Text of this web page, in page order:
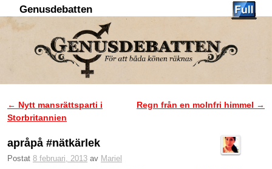
Genusdebatten
Inläggsnavigering
← Nytt mansrättsparti i
Storbritannien
Regn från en molnfri himmel →
apråpå #nätkärlek
Postat 8 februari, 2013 av Mariel